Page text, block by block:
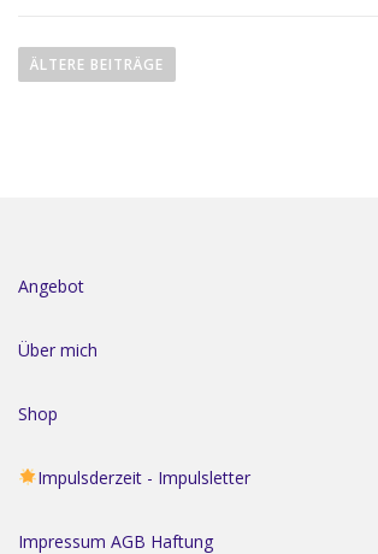
e
n
v
g
t
o
ÄLTERE BEITRÄGE
Angebot
Über mich
Shop
Impulsderzeit - Impulsletter
Impressum AGB Haftung